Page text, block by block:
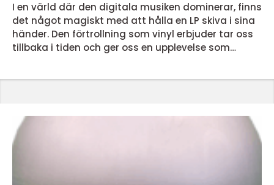
I en värld där den digitala musiken dominerar, finns
det något magiskt med att hålla en LP skiva i sina
händer. Den förtrollning som vinyl erbjuder tar oss
tillbaka i tiden och ger oss en upplevelse som